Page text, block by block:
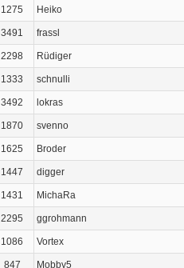
1275 Heiko
3491 frassl
2298 Rüdiger
1333 schnulli
3492 lokras
1870 svenno
1625 Broder
1447 digger
1431 MichaRa
2295 ggrohmann
1086 Vortex
847 Mobby5